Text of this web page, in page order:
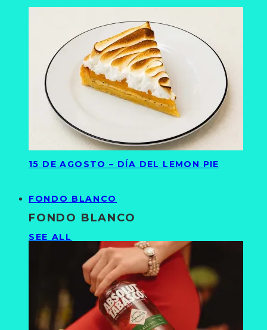
15 DE AGOSTO – DÍA DEL LEMON PIE
FONDO BLANCO
FONDO BLANCO
SEE ALL